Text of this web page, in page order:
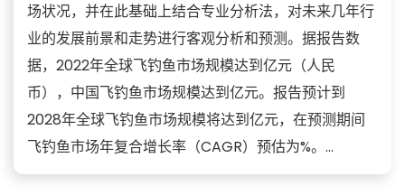
场状况，并在此基础上结合专业分析法，对未来几年行
业的发展前景和走势进行客观分析和预测。据报告数
据，2022年全球飞钓鱼市场规模达到亿元（人民
币），中国飞钓鱼市场规模达到亿元。报告预计到
2028年全球飞钓鱼市场规模将达到亿元，在预测期间
飞钓鱼市场年复合增长率（CAGR）预估为%。...